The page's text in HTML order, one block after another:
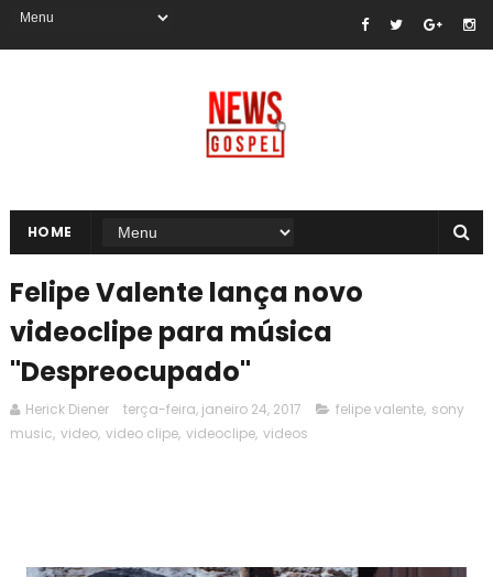
HOME
Felipe Valente lança novo
videoclipe para música
"Despreocupado"
Herick Diener terça-feira, janeiro 24, 2017 felipe valente, sony
music, video, video clipe, videoclipe, videos